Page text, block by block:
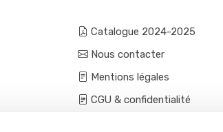
Catalogue 2024-2025
Nous contacter
Mentions légales
CGU & confidentialité